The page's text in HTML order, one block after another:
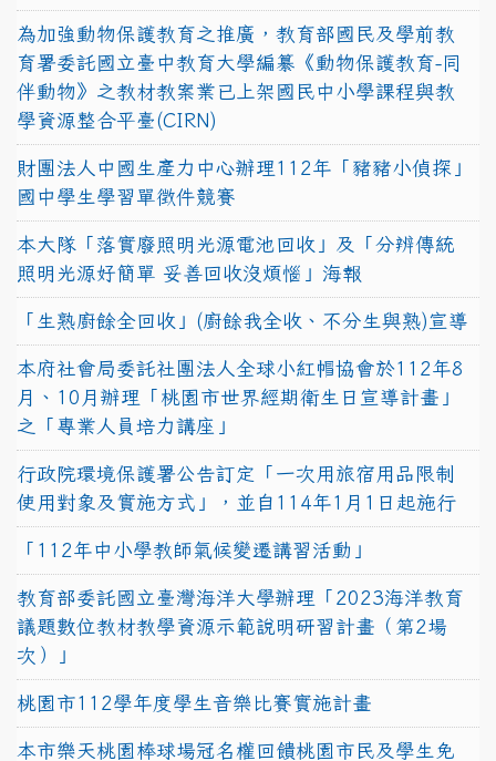
為加強動物保護教育之推廣，教育部國民及學前教
育署委託國立臺中教育大學編纂《動物保護教育-同
伴動物》之教材教案業已上架國民中小學課程與教
學資源整合平臺(CIRN)
財團法人中國生產力中心辦理112年「豬豬小偵探」
國中學生學習單徵件競賽
本大隊「落實廢照明光源電池回收」及「分辨傳統
照明光源好簡單 妥善回收沒煩惱」海報
「生熟廚餘全回收」(廚餘我全收、不分生與熟)宣導
本府社會局委託社團法人全球小紅帽協會於112年8
月、10月辦理「桃園市世界經期衛生日宣導計畫」
之「專業人員培力講座」
行政院環境保護署公告訂定「一次用旅宿用品限制
使用對象及實施方式」，並自114年1月1日起施行
「112年中小學教師氣候變遷講習活動」
教育部委託國立臺灣海洋大學辦理「2023海洋教育
議題數位教材教學資源示範說明研習計畫（第2場
次）」
桃園市112學年度學生音樂比賽實施計畫
本市樂天桃園棒球場冠名權回饋桃園市民及學生免